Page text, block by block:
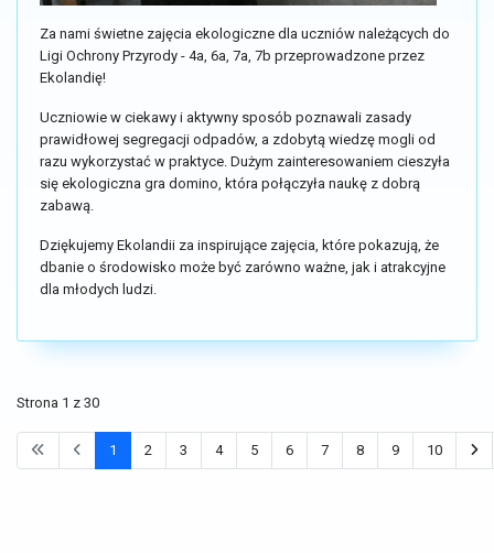
Za nami świetne zajęcia ekologiczne dla uczniów należących do
Ligi Ochrony Przyrody - 4a, 6a, 7a, 7b przeprowadzone przez
Ekolandię!
Uczniowie w ciekawy i aktywny sposób poznawali zasady
prawidłowej segregacji odpadów, a zdobytą wiedzę mogli od
razu wykorzystać w praktyce. Dużym zainteresowaniem cieszyła
się ekologiczna gra domino, która połączyła naukę z dobrą
zabawą.
Dziękujemy Ekolandii za inspirujące zajęcia, które pokazują, że
dbanie o środowisko może być zarówno ważne, jak i atrakcyjne
dla młodych ludzi.
Strona 1 z 30
1 2 3 4 5 6 7 8 9 10